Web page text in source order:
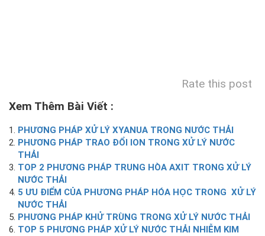
Rate this post
Xem Thêm Bài Viết :
PHƯƠNG PHÁP XỬ LÝ XYANUA TRONG NƯỚC THẢI
PHƯƠNG PHÁP TRAO ĐỔI ION TRONG XỬ LÝ NƯỚC
THẢI
TOP 2 PHƯƠNG PHÁP TRUNG HÒA AXIT TRONG XỬ LÝ
NƯỚC THẢI
5 ƯU ĐIỂM CỦA PHƯƠNG PHÁP HÓA HỌC TRONG XỬ LÝ
NƯỚC THẢI
PHƯƠNG PHÁP KHỬ TRÙNG TRONG XỬ LÝ NƯỚC THẢI
TOP 5 PHƯƠNG PHÁP XỬ LÝ NƯỚC THẢI NHIỄM KIM